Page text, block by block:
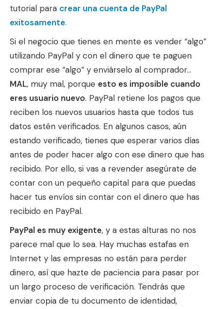
tutorial para crear una cuenta de PayPal
exitosamente.
Si el negocio que tienes en mente es vender “algo”
utilizando PayPal y con el dinero que te paguen
comprar ese “algo” y enviárselo al comprador…
MAL, muy mal, porque esto es imposible cuando
eres usuario nuevo. PayPal retiene los pagos que
reciben los nuevos usuarios hasta que todos tus
datos estén verificados. En algunos casos, aún
estando verificado, tienes que esperar varios días
antes de poder hacer algo con ese dinero que has
recibido. Por ello, si vas a revender asegúrate de
contar con un pequeño capital para que puedas
hacer tus envíos sin contar con el dinero que has
recibido en PayPal.
PayPal es muy exigente, y a estas alturas no nos
parece mal que lo sea. Hay muchas estafas en
Internet y las empresas no están para perder
dinero, así que hazte de paciencia para pasar por
un largo proceso de verificación. Tendrás que
enviar copia de tu documento de identidad,